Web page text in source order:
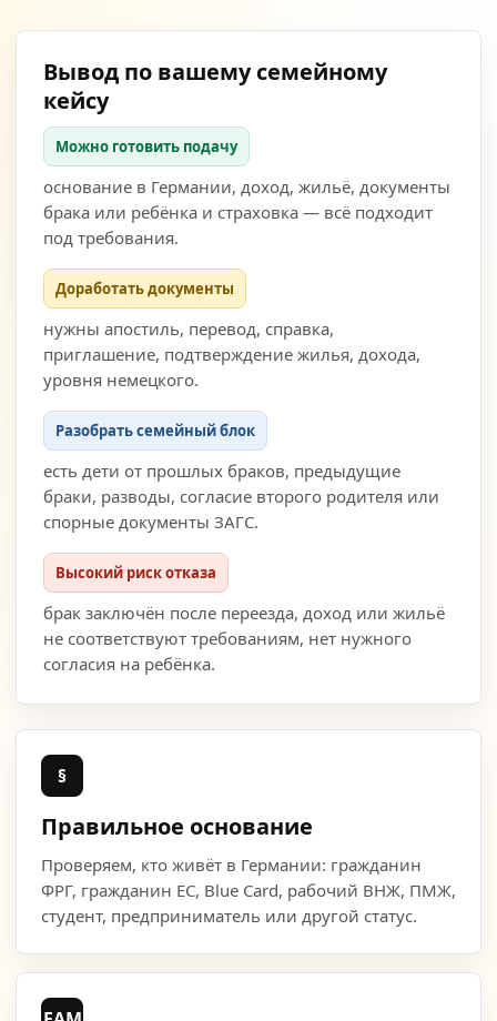
Вывод по вашему семейному
кейсу
Можно готовить подачу
основание в Германии, доход, жильё, документы
брака или ребёнка и страховка — всё подходит
под требования.
Доработать документы
нужны апостиль, перевод, справка,
приглашение, подтверждение жилья, дохода,
уровня немецкого.
Разобрать семейный блок
есть дети от прошлых браков, предыдущие
браки, разводы, согласие второго родителя или
спорные документы ЗАГС.
Высокий риск отказа
брак заключён после переезда, доход или жильё
не соответствуют требованиям, нет нужного
согласия на ребёнка.
§
Правильное основание
Проверяем, кто живёт в Германии: гражданин
ФРГ, гражданин ЕС, Blue Card, рабочий ВНЖ, ПМЖ,
студент, предприниматель или другой статус.